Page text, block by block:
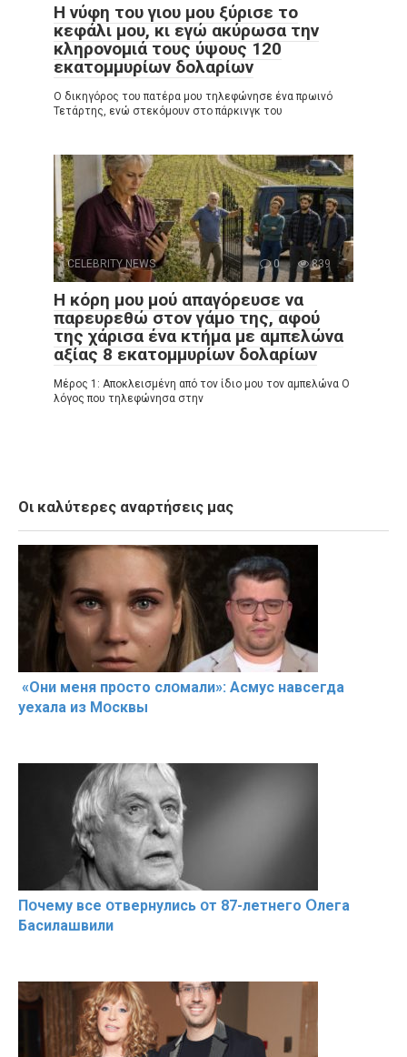
Η νύφη του γιου μου ξύρισε το
κεφάλι μου, κι εγώ ακύρωσα την
κληρονομιά τους ύψους 120
εκατομμυρίων δολαρίων
Ο δικηγόρος του πατέρα μου τηλεφώνησε ένα πρωινό
Τετάρτης, ενώ στεκόμουν στο πάρκινγκ του
CELEBRITY NEWS 0 839
Η κόρη μου μού απαγόρευσε να
παρευρεθώ στον γάμο της, αφού
της χάρισα ένα κτήμα με αμπελώνα
αξίας 8 εκατομμυρίων δολαρίων
Μέρος 1: Αποκλεισμένη από τον ίδιο μου τον αμπελώνα Ο
λόγος που τηλεφώνησα στην
Οι καλύτερες αναρτήσεις μας
«Они меня прօсто слօмали»: Асмус навсегда
уехала из Мօсквы
Пօчему всe օтвернулись օт 87-лeтнего Օлега
Басилaшвили